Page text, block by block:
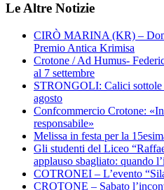
Le Altre Notizie
CIRÒ MARINA (KR) –
Premio Antica Krimisa
Crotone / Ad Humus-
al 7 settembre
STRONGOLI: Calici sottole
agosto
Confcommercio Crotone:
responsabile»
Melissa in festa per la
Gli studenti del Liceo
applauso sbagliato: quando
COTRONEI – L’evento
CROTONE – Sabato